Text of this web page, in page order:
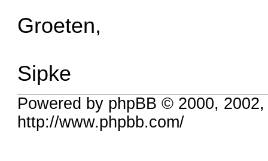
Groeten,
Sipke
Powered by phpBB © 2000,
http://www.phpbb.com/